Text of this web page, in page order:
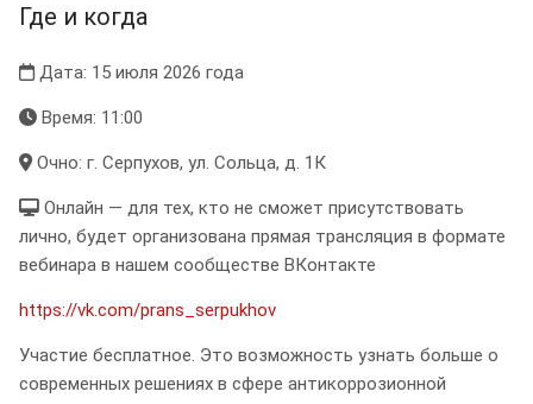
Где и когда
Дата: 15 июля 2026 года
Время: 11:00
Очно: г. Серпухов, ул. Сольца, д. 1К
Онлайн — для тех, кто не сможет присутствовать
лично, будет организована прямая трансляция в формате
вебинара в нашем сообществе ВКонтакте
https://vk.com/prans_serpukhov
Участие бесплатное. Это возможность узнать больше о
современных решениях в сфере антикоррозионной